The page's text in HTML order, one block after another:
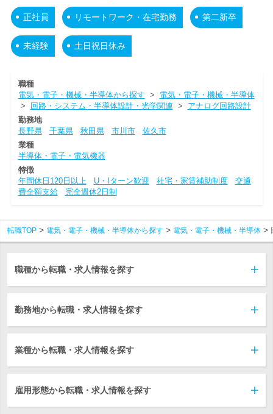
正社員 リモートワーク・在宅勤務 第二新卒
未経験 土日祝日休み
職種
電気・電子・機械・半導体から探す > 電気・電子・機械・半導体
> 回路・システム・半導体設計・光学関連 > アナログ回路設計
勤務地
長野県
千葉県 秋田県 市川市
佐久市
業種
半導体・電子・電気機器
特徴
年間休日120日以上
U・Iターン歓迎 社宅・家賃補助制度
交通
費全額支給
完全週休2日制
転職TOP 電気・電子・機械・半導体から探す 電気・電子・機械・半導体
職種から転職・求人情報を探す
勤務地から転職・求人情報を探す
業種から転職・求人情報を探す
雇用形態から転職・求人情報を探す